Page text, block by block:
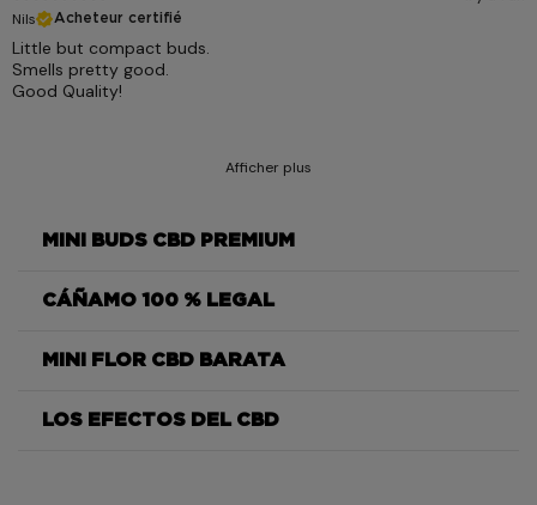
Nils
Acheteur certifié
Little but compact buds.
Smells pretty good.
Good Quality!
Afficher plus
MINI BUDS CBD PREMIUM
CÁÑAMO 100 % LEGAL
MINI FLOR CBD BARATA
LOS EFECTOS DEL CBD